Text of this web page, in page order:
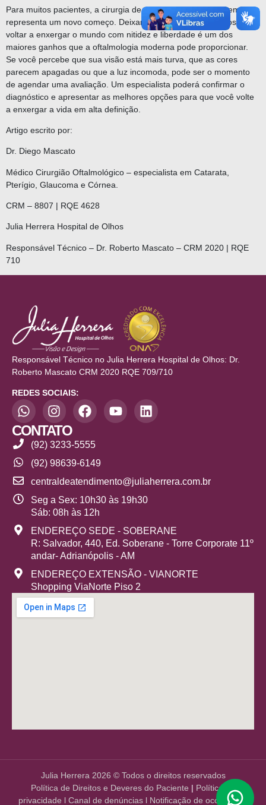
Para muitos pacientes, a cirurgia de catarata com lentes premium
representa um novo começo. Deixar de depender dos óculos e
voltar a enxergar o mundo com nitidez e liberdade é um dos
maiores ganhos que a oftalmologia moderna pode proporcionar.
Se você percebe que sua visão está mais turva, que as cores
parecem apagadas ou que a luz incomoda, pode ser o momento
de agendar uma avaliação. Um especialista poderá confirmar o
diagnóstico e apresentar as melhores opções para que você volte
a enxergar a vida em alta definição.
Artigo escrito por:
Dr. Diego Mascato
Médico Cirurgião Oftalmológico – especialista em Catarata,
Pterígio, Glaucoma e Córnea.
CRM – 8807 | RQE 4628
Julia Herrera Hospital de Olhos
Responsável Técnico – Dr. Roberto Mascato – CRM 2020 | RQE
710
Responsável Técnico no Julia Herrera Hospital de Olhos: Dr.
Roberto Mascato CRM 2020 RQE 709/710
REDES SOCIAIS:
CONTATO
(92) 3233-5555
(92) 98639-6149
centraldeatendimento@juliaherrera.com.br
Seg a Sex: 10h30 às 19h30
Sáb: 08h às 12h
ENDEREÇO SEDE - SOBERANE
R: Salvador, 440, Ed. Soberane - Torre Corporate 11º
andar- Adrianópolis - AM
ENDEREÇO EXTENSÃO - VIANORTE
Shopping ViaNorte Piso 2
Julia Herrera 2026 © Todos o direitos reservados
Política de Direitos e Deveres do Paciente | Política de
privacidade l Canal de denúncias l Notificação de ocorrência